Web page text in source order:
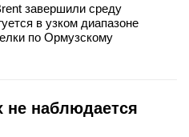
завершили среду
в узком диапазоне
по Ормузскому
наблюдается